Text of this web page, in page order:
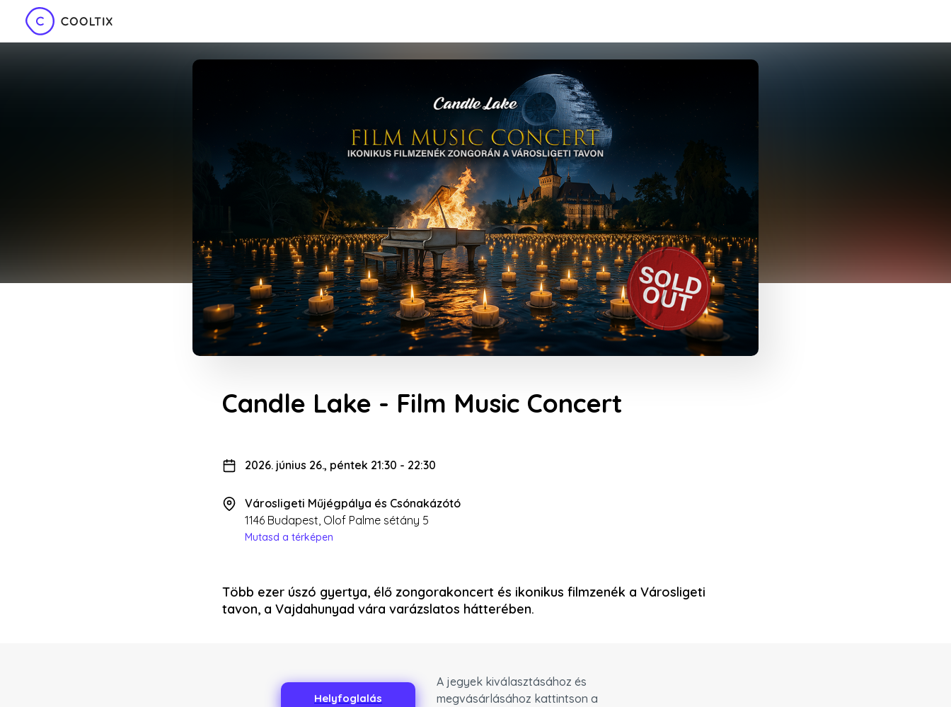
Candle Lake - Film Music Concert
2026. június 26., péntek 21:30 - 22:30
Városligeti Műjégpálya és Csónakázótó
1146 Budapest, Olof Palme sétány 5
Mutasd a térképen
Több ezer úszó gyertya, élő zongorakoncert és ikonikus filmzenék a Városligeti
tavon, a Vajdahunyad vára varázslatos hátterében.
Helyfoglalás
A jegyek kiválasztásához és
megvásárlásához kattintson a